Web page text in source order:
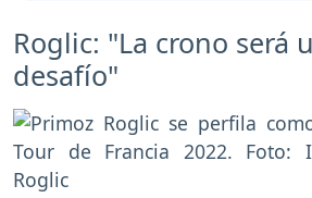
Roglic: "La crono será
desafío"